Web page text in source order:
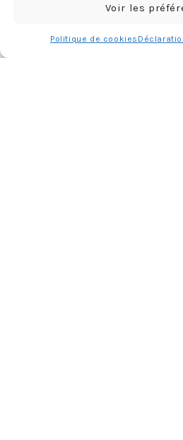
Voir les
Politique de cookies